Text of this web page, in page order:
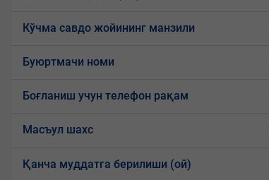
Кўчма савдо жойининг манзили
Буюртмачи номи
Боғланиш учун телефон рақам
Масъул шахс
Қанча муддатга берилиши (ой)